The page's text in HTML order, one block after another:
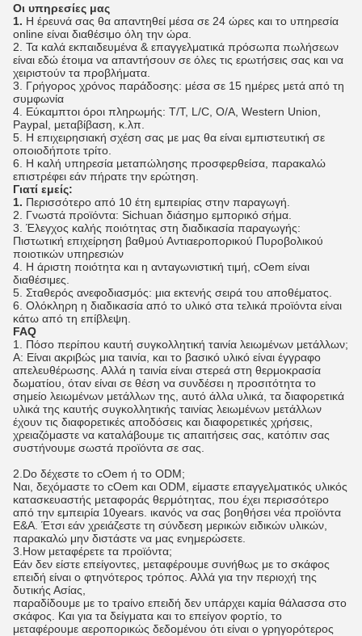
Οι υπηρεσίες μας
1. Η έρευνά σας θα απαντηθεί μέσα σε 24 ώρες και το υπηρεσία
online είναι διαθέσιμο όλη την ώρα.
2. Τα καλά εκπαιδευμένα & επαγγελματικά πρόσωπα πωλήσεων
είναι εδώ έτοιμα να απαντήσουν σε όλες τις ερωτήσεις σας και να
χειριστούν τα προβλήματα.
3. Γρήγορος χρόνος παράδοσης: μέσα σε 15 ημέρες μετά από τη
συμφωνία
4. Εύκαμπτοι όροι πληρωμής: T/T, L/C, O/A, Western Union,
Paypal, μεταβίβαση, κ.λπ.
5. Η επιχειρησιακή σχέση σας με μας θα είναι εμπιστευτική σε
οποιοδήποτε τρίτο.
6. Η καλή υπηρεσία μεταπώλησης προσφερθείσα, παρακαλώ
επιστρέφει εάν πήρατε την ερώτηση.
Γιατί εμείς:
1. Περισσότερο από 10 έτη εμπειρίας στην παραγωγή.
2. Γνωστά προϊόντα: Sichuan διάσημο εμπορικό σήμα.
3. Έλεγχος καλής ποιότητας στη διαδικασία παραγωγής:
Πιστωτική επιχείρηση βαθμού Αντιαεροπορικού Πυροβολικού
ποιοτικών υπηρεσιών
4. Η άριστη ποιότητα και η ανταγωνιστική τιμή, cOem είναι
διαθέσιμες.
5. Σταθερός ανεφοδιασμός: μια εκτενής σειρά του αποθέματος.
6. Ολόκληρη η διαδικασία από το υλικό στα τελικά προϊόντα είναι
κάτω από τη επίβλεψη.
FAQ
1. Πόσο περίπου καυτή συγκολλητική ταινία λειωμένων μετάλλων;
Α: Είναι ακριβώς μια ταινία, και το βασικό υλικό είναι έγγραφο
απελευθέρωσης. Αλλά η ταινία είναι στερεά στη θερμοκρασία
δωματίου, όταν είναι σε θέση να συνδέσει η προσιτότητα το
σημείο λειωμένων μετάλλων της, αυτό άλλα υλικά, τα διαφορετικά
υλικά της καυτής συγκολλητικής ταινίας λειωμένων μετάλλων
έχουν τις διαφορετικές αποδόσεις και διαφορετικές χρήσεις,
χρειαζόμαστε να καταλάβουμε τις απαιτήσεις σας, κατόπιν σας
συστήνουμε σωστά προϊόντα σε σας.
2.Do δέχεστε το cOem ή το ODM;
Ναι, δεχόμαστε το cOem και ODM, είμαστε επαγγελματικός υλικός
κατασκευαστής μεταφοράς θερμότητας, που έχει περισσότερο
από την εμπειρία 10years. ικανός να σας βοηθήσει νέα προϊόντα
Ε&Α. Έτσι εάν χρειάζεστε τη σύνδεση μερικών ειδικών υλικών,
παρακαλώ μην διστάστε να μας ενημερώσετε.
3.How μεταφέρετε τα προϊόντα;
Εάν δεν είστε επείγοντες, μεταφέρουμε συνήθως με το σκάφος
επειδή είναι ο φτηνότερος τρόπος. Αλλά για την περιοχή της
δυτικής Ασίας,
παραδίδουμε με το τραίνο επειδή δεν υπάρχει καμία θάλασσα στο
σκάφος. Και για τα δείγματα και το επείγον φορτίο, το
μεταφέρουμε αεροπορικώς δεδομένου ότι είναι ο γρηγορότερος